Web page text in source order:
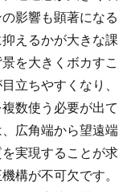
影響も顕著になる
えるかが大きな課
を大きくボカすこ
立ちやすくなり、
数使う必要が出て
広角端から望遠端
実現することが求
構が不可欠です。